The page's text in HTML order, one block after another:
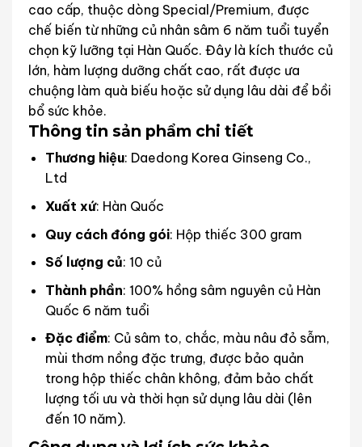
cao cấp, thuộc dòng Special/Premium, được
chế biến từ những củ nhân sâm 6 năm tuổi tuyển
chọn kỹ lưỡng tại Hàn Quốc. Đây là kích thước củ
lớn, hàm lượng dưỡng chất cao, rất được ưa
chuộng làm quà biếu hoặc sử dụng lâu dài để bồi
bổ sức khỏe.
Thông tin sản phẩm chi tiết
Thương hiệu: Daedong Korea Ginseng Co.,
Ltd
Xuất xứ: Hàn Quốc
Quy cách đóng gói: Hộp thiếc 300 gram
Số lượng củ: 10 củ
Thành phần: 100% hồng sâm nguyên củ Hàn
Quốc 6 năm tuổi
Đặc điểm: Củ sâm to, chắc, màu nâu đỏ sẫm,
mùi thơm nồng đặc trưng, được bảo quản
trong hộp thiếc chân không, đảm bảo chất
lượng tối ưu và thời hạn sử dụng lâu dài (lên
đến 10 năm).